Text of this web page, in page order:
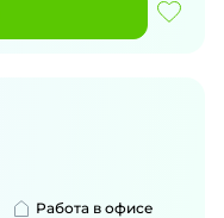
Работа в офисе